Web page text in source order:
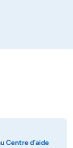
Centre d'aide